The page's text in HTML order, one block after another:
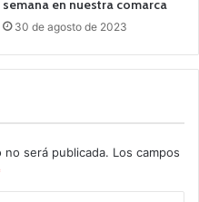
semana en nuestra comarca
30 de agosto de 2023
será publicada. Los campos